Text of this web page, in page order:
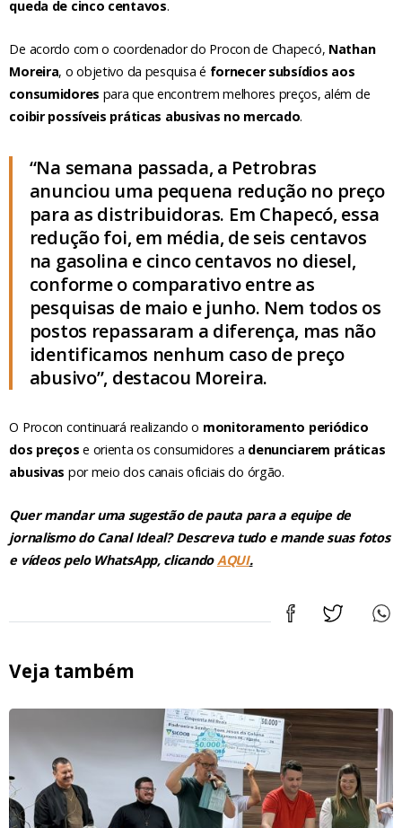
queda de cinco centavos.
De acordo com o coordenador do Procon de Chapecó, Nathan
Moreira, o objetivo da pesquisa é fornecer subsídios aos
consumidores para que encontrem melhores preços, além de
coibir possíveis práticas abusivas no mercado.
“Na semana passada, a Petrobras
anunciou uma pequena redução no preço
para as distribuidoras. Em Chapecó, essa
redução foi, em média, de seis centavos
na gasolina e cinco centavos no diesel,
conforme o comparativo entre as
pesquisas de maio e junho. Nem todos os
postos repassaram a diferença, mas não
identificamos nenhum caso de preço
abusivo”, destacou Moreira.
O Procon continuará realizando o monitoramento periódico
dos preços e orienta os consumidores a denunciarem práticas
abusivas por meio dos canais oficiais do órgão.
Quer mandar uma sugestão de pauta para a equipe de
jornalismo do Canal Ideal? Descreva tudo e mande suas fotos
e vídeos pelo WhatsApp, clicandoAQUI.
Veja também